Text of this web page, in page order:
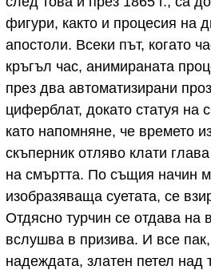
фигури, както и процесия на
апостоли. Всеки път, когато
кръгъл час, анимираната
през два автоматизирани
циферблат, докато статуя на
като напомняне, че времето
скъперник отляво клати
на смъртта. По същия начин
изобразяваща суетата, се
Отдясно турчин се отдава на
вслушва в призива. И все
надеждата, златен петел над